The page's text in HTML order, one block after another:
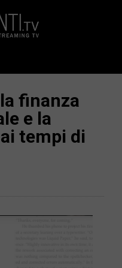
finanza
e la
tempi di